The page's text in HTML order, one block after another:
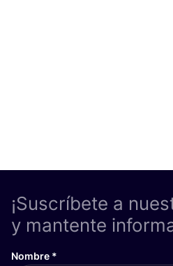
¡Suscríbete a
y mantente
Nombre *